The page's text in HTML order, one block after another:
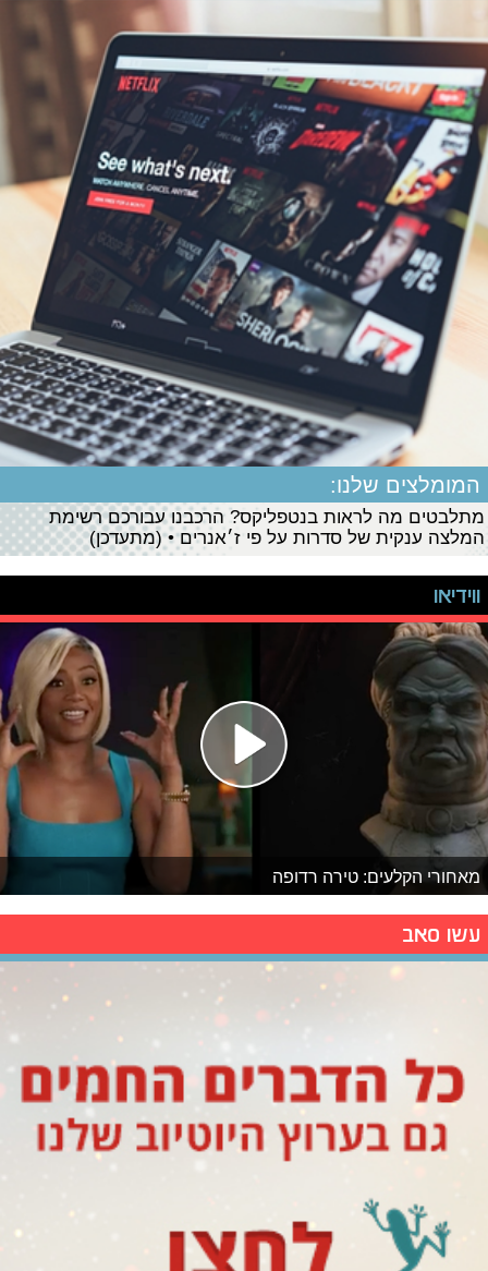
המומלצים שלנו:
מתלבטים מה לראות בנטפליקס? הרכבנו עבורכם רשימת
המלצה ענקית של סדרות על פי ז׳אנרים • (מתעדכן)
ווידיאו
מאחורי הקלעים: טירה רדופה
עשו סאב